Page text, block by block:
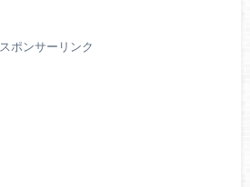
スポンサーリンク